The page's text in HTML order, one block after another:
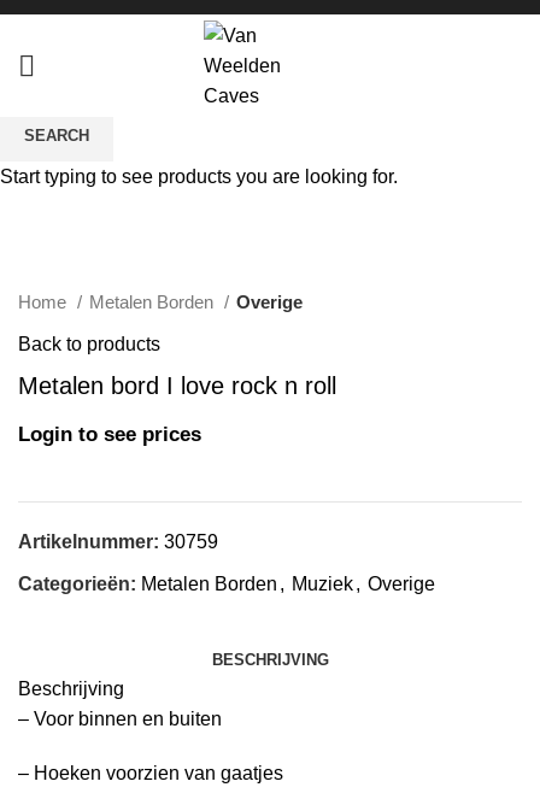
Home Metalen Borden Overige
Back to products
Metalen bord I love rock n roll
Login to see prices
Artikelnummer: 30759
Categorieën: Metalen Borden , Muziek, Overige
BESCHRIJVING
Beschrijving
– Voor binnen en buiten
– Hoeken voorzien van gaatjes
SEARCH
Start typing to see products you are looking for.